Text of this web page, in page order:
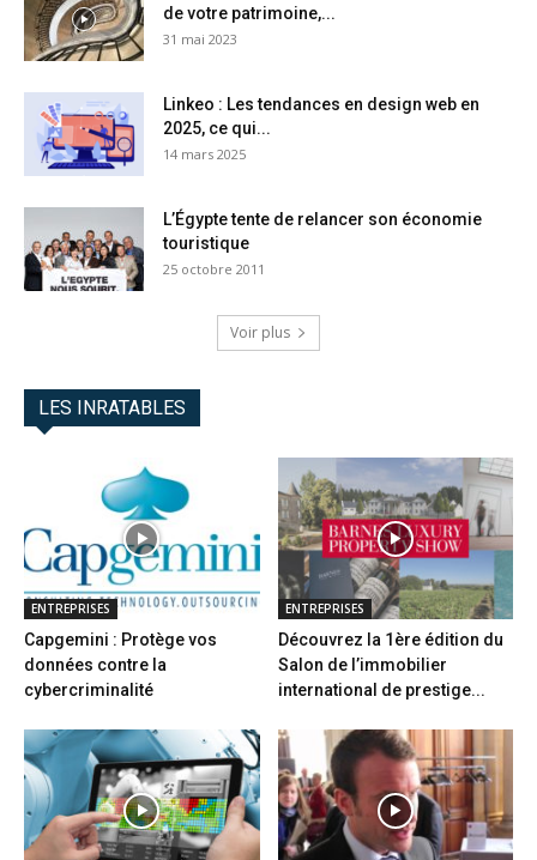
de votre patrimoine,...
31 mai 2023
Linkeo : Les tendances en design web en
2025, ce qui...
14 mars 2025
L’Égypte tente de relancer son économie
touristique
25 octobre 2011
Voir plus
LES INRATABLES
ENTREPRISES
Capgemini : Protège vos
données contre la
cybercriminalité
ENTREPRISES
Découvrez la 1ère édition du
Salon de l’immobilier
international de prestige...